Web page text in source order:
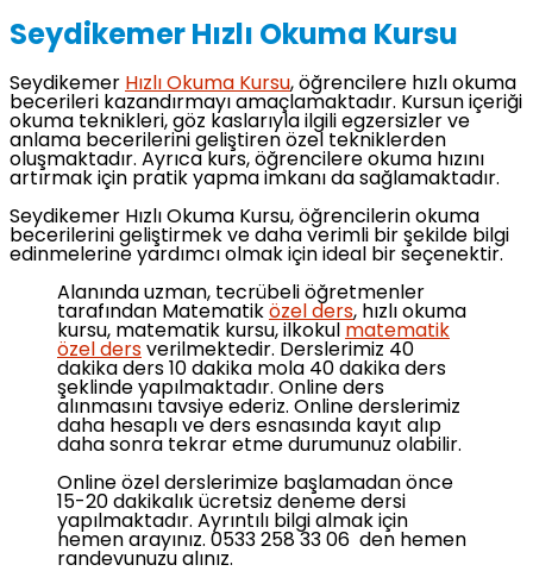
Seydikemer Hızlı Okuma Kursu
Seydikemer Hızlı Okuma Kursu, öğrencilere hızlı okuma
becerileri kazandırmayı amaçlamaktadır. Kursun içeriği
okuma teknikleri, göz kaslarıyla ilgili egzersizler ve
anlama becerilerini geliştiren özel tekniklerden
oluşmaktadır. Ayrıca kurs, öğrencilere okuma hızını
artırmak için pratik yapma imkanı da sağlamaktadır.
Seydikemer Hızlı Okuma Kursu, öğrencilerin okuma
becerilerini geliştirmek ve daha verimli bir şekilde bilgi
edinmelerine yardımcı olmak için ideal bir seçenektir.
Alanında uzman, tecrübeli öğretmenler
tarafından Matematik özel ders, hızlı okuma
kursu, matematik kursu, ilkokul matematik
özel ders verilmektedir. Derslerimiz 40
dakika ders 10 dakika mola 40 dakika ders
şeklinde yapılmaktadır. Online ders
alınmasını tavsiye ederiz. Online derslerimiz
daha hesaplı ve ders esnasında kayıt alıp
daha sonra tekrar etme durumunuz olabilir.
Online özel derslerimize başlamadan önce
15-20 dakikalık ücretsiz deneme dersi
yapılmaktadır. Ayrıntılı bilgi almak için
hemen arayınız. 0533 258 33 06 den hemen
randevunuzu alınız.